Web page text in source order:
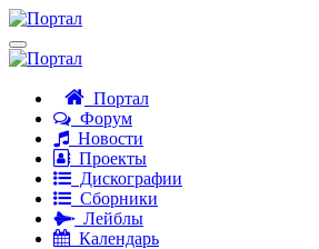
Портал
Форум
Новости
Проекты
Дискографии
Сборники
Лейблы
Календарь